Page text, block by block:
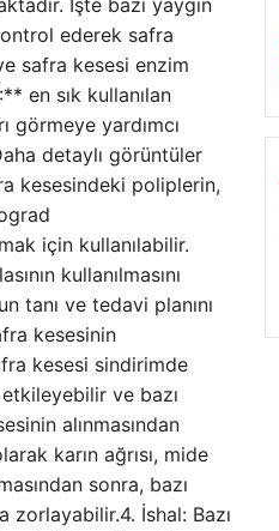
İşte bazı yaygın
ederek safra
safra kesesi enzim
en sık kullanılan
görmeye yardımcı
detaylı görüntüler
kesesindeki poliplerin,
için kullanılabilir.
kullanılmasını
tanı ve tedavi planını
kesesinin
kesesi sindirimde
ve bazı
alınmasından
karın ağrısı, mide
sonra, bazı
İshal: Bazı